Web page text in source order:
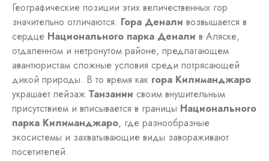
Географические позиции этих величественных гор
значительно отличаются. Гора Денали возвышается в
сердце Национального парка Денали в Аляске,
отдаленном и нетронутом районе, предлагающем
авантюристам сложные условия среди потрясающей
дикой природы. В то время как гора Килиманджаро
украшает пейзаж Танзании своим внушительным
присутствием и вписывается в границы Национального
парка Килиманджаро, где разнообразные
экосистемы и захватывающие виды завораживают
посетителей.